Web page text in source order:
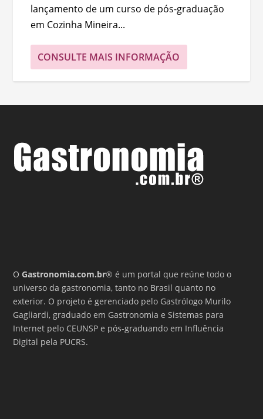
lançamento de um curso de pós-graduação
em Cozinha Mineira...
CONSULTE MAIS INFORMAÇÃO
OGastronomia.com.br® é um portal que reúne todo o
universo da gastronomia, tanto no Brasil quanto no
exterior. O projeto é gerenciado pelo Gastrólogo Murilo
Gagliardi, graduado em Gastronomia e Sistemas para
Internet pelo CEUNSP e pós-graduando em Influência
Digital pela PUCRS.